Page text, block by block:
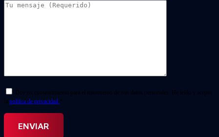
Doy mi consentimiento para el tratamiento de mis datos personales. He leído y acepto
la política de privacidad. *